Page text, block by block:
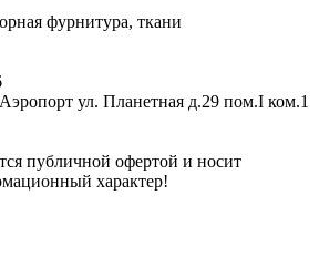
фурнитура, ткани
ул. Планетная д.29 пом.I ком.1
публичной офертой и носит
характер!